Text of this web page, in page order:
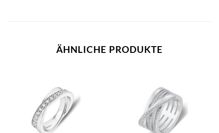
ÄHNLICHE PRODUKTE